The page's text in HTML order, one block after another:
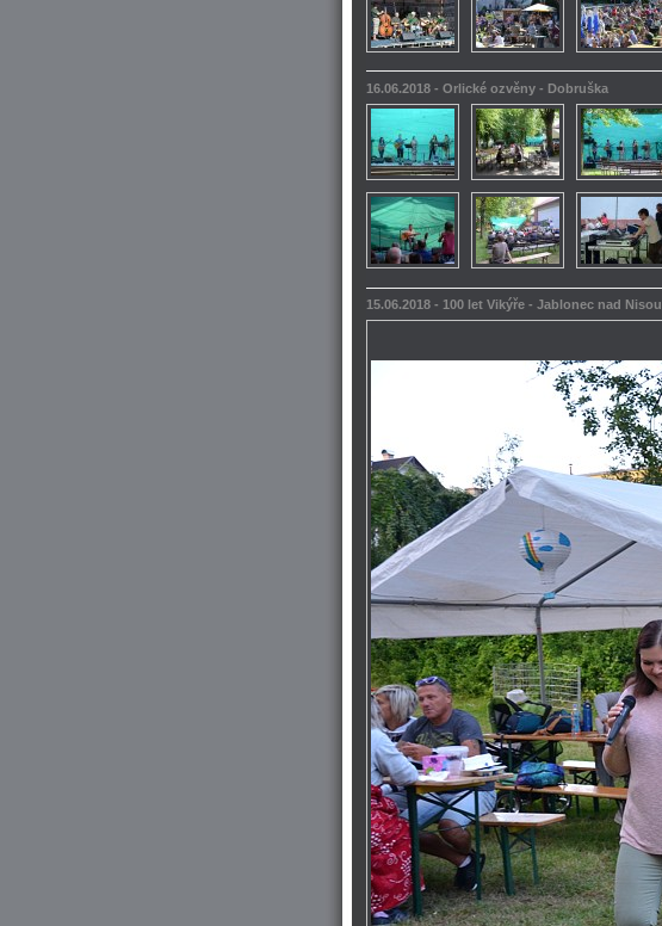
16.06.2018 - Orlické ozvěny - Dobruška
15.06.2018 - 100 let Vikýře - Jablonec nad Nisou